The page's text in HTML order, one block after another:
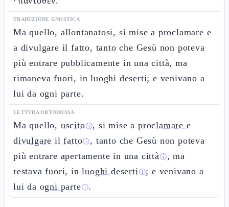
TRADUZIONE GNOSTICA
Ma quello, allontanatosi, si mise a proclamare e
a divulgare il fatto, tanto che Gesù non poteva
più entrare pubblicamente in una città, ma
rimaneva fuori, in luoghi deserti; e venivano a
lui da ogni parte.
LETTURA ORTODOSSA
Ma quello, uscitoⓘ, si mise aproclamare e
divulgare il fattoⓘ, tanto che Gesù non poteva
più entrare apertamente in una cittàⓘ, ma
restava fuori, inluoghi desertiⓘ; e venivano a
luida ogni parteⓘ.